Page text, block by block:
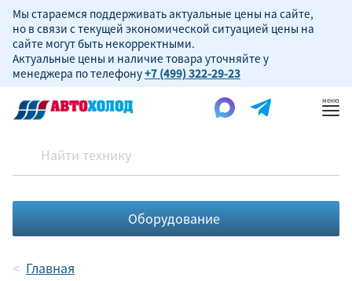
Мы стараемся поддерживать актуальные цены на сайте,
но в связи с текущей экономической ситуацией цены на
сайте могут быть некорректными.
Актуальные цены и наличие товара уточняйте у
менеджера по телефону+7 (499) 322-29-23
Оборудование
Главная